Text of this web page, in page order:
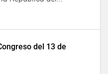
del 13 de